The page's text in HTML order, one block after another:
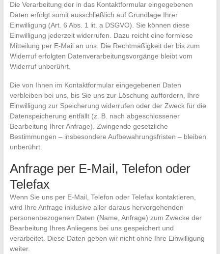
Die Verarbeitung der in das Kontaktformular eingegebenen
Daten erfolgt somit ausschließlich auf Grundlage Ihrer
Einwilligung (Art. 6 Abs. 1 lit. a DSGVO). Sie können diese
Einwilligung jederzeit widerrufen. Dazu reicht eine formlose
Mitteilung per E-Mail an uns. Die Rechtmäßigkeit der bis zum
Widerruf erfolgten Datenverarbeitungsvorgänge bleibt vom
Widerruf unberührt.
Die von Ihnen im Kontaktformular eingegebenen Daten
verbleiben bei uns, bis Sie uns zur Löschung auffordern, Ihre
Einwilligung zur Speicherung widerrufen oder der Zweck für die
Datenspeicherung entfällt (z. B. nach abgeschlossener
Bearbeitung Ihrer Anfrage). Zwingende gesetzliche
Bestimmungen – insbesondere Aufbewahrungsfristen – bleiben
unberührt.
Anfrage per E-Mail, Telefon oder
Telefax
Wenn Sie uns per E-Mail, Telefon oder Telefax kontaktieren,
wird Ihre Anfrage inklusive aller daraus hervorgehenden
personenbezogenen Daten (Name, Anfrage) zum Zwecke der
Bearbeitung Ihres Anliegens bei uns gespeichert und
verarbeitet. Diese Daten geben wir nicht ohne Ihre Einwilligung
weiter.